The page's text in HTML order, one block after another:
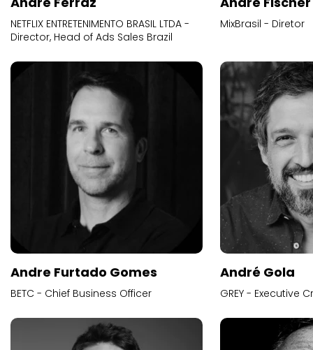
NETFLIX ENTRETENIMENTO BRASIL LTDA -
Director, Head of Ads Sales Brazil
MixBrasil - Diretor
Andre Furtado Gomes
BETC - Chief Business Officer
André Gola
GREY - Executive